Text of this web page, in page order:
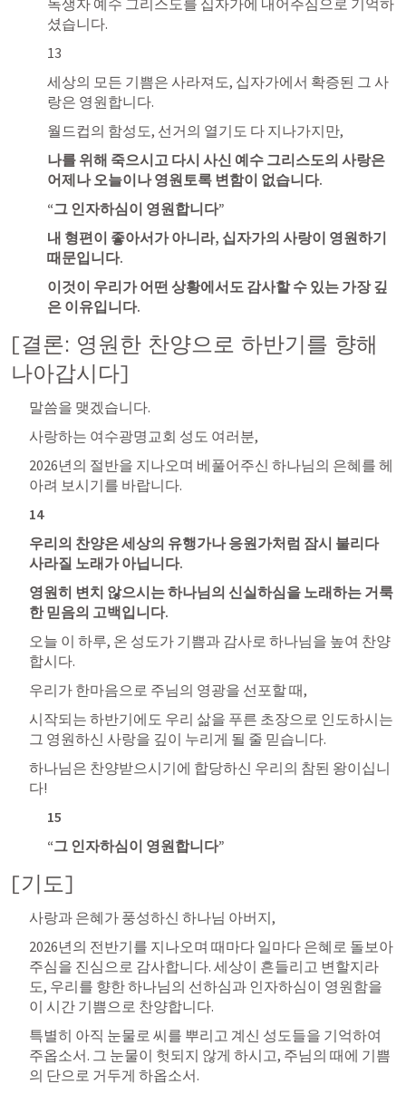
독생자 예수 그리스도를 십자가에 내어주심으로 기억하
셨습니다.
13
세상의 모든 기쁨은 사라져도, 십자가에서 확증된 그 사
랑은 영원합니다.
월드컵의 함성도, 선거의 열기도 다 지나가지만,
나를 위해 죽으시고 다시 사신 예수 그리스도의 사랑은
어제나 오늘이나 영원토록 변함이 없습니다.
“그 인자하심이 영원합니다”
내 형편이 좋아서가 아니라, 십자가의 사랑이 영원하기
때문입니다.
이것이 우리가 어떤 상황에서도 감사할 수 있는 가장 깊
은 이유입니다.
[결론: 영원한 찬양으로 하반기를 향해
나아갑시다]
말씀을 맺겠습니다.
사랑하는 여수광명교회 성도 여러분,
2026년의 절반을 지나오며 베풀어주신 하나님의 은혜를 헤
아려 보시기를 바랍니다.
14
우리의 찬양은 세상의 유행가나 응원가처럼 잠시 불리다
사라질 노래가 아닙니다.
영원히 변치 않으시는 하나님의 신실하심을 노래하는 거룩
한 믿음의 고백입니다.
오늘 이 하루, 온 성도가 기쁨과 감사로 하나님을 높여 찬양
합시다.
우리가 한마음으로 주님의 영광을 선포할 때,
시작되는 하반기에도 우리 삶을 푸른 초장으로 인도하시는
그 영원하신 사랑을 깊이 누리게 될 줄 믿습니다.
하나님은 찬양받으시기에 합당하신 우리의 참된 왕이십니
다!
15
“그 인자하심이 영원합니다”
[기도]
사랑과 은혜가 풍성하신 하나님 아버지,
2026년의 전반기를 지나오며 때마다 일마다 은혜로 돌보아
주심을 진심으로 감사합니다. 세상이 흔들리고 변할지라
도, 우리를 향한 하나님의 선하심과 인자하심이 영원함을
이 시간 기쁨으로 찬양합니다.
특별히 아직 눈물로 씨를 뿌리고 계신 성도들을 기억하여
주옵소서. 그 눈물이 헛되지 않게 하시고, 주님의 때에 기쁨
의 단으로 거두게 하옵소서.